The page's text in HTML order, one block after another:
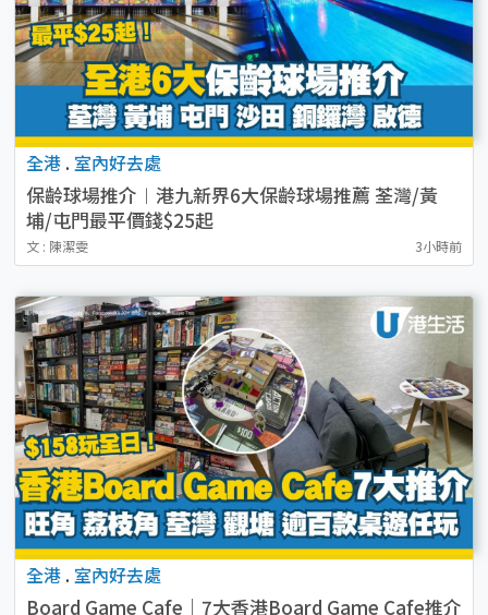
全港 . 室內好去處
保齡球場推介︱港九新界6大保齡球場推薦 荃灣/黃
埔/屯門最平價錢$25起
文 : 陳潔雯 3小時前
全港 . 室內好去處
Board Game Cafe｜7大香港Board Game Cafe推介